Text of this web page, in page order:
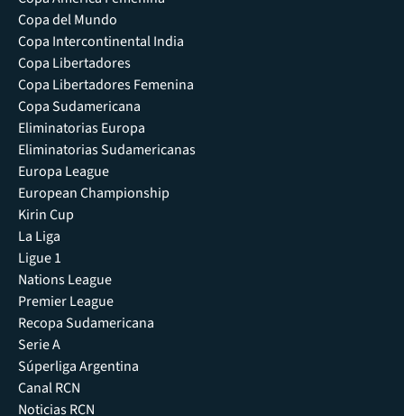
Copa del Mundo
Copa Intercontinental India
Copa Libertadores
Copa Libertadores Femenina
Copa Sudamericana
Eliminatorias Europa
Eliminatorias Sudamericanas
Europa League
European Championship
Kirin Cup
La Liga
Ligue 1
Nations League
Premier League
Recopa Sudamericana
Serie A
Súperliga Argentina
Canal RCN
Noticias RCN